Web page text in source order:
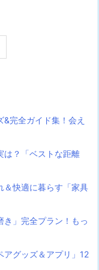
&完全ガイド集！会え
は？「ベストな距離
＆快適に暮らす「家具
き」完全プラン！もっ
アグッズ＆アプリ」12